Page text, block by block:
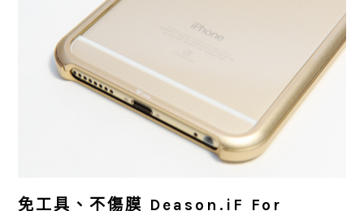
免工具、不傷膜 Deason.iF For